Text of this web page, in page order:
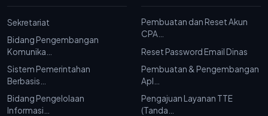
Sekretariat
Bidang Pengembangan
Komunika…
Sistem Pemerintahan
Berbasis…
Bidang Pengelolaan
Informasi…
Pembuatan dan Reset Akun
CPA…
Reset Password Email Dinas
Pembuatan & Pengembangan
Apl…
Pengajuan Layanan TTE
(Tanda…